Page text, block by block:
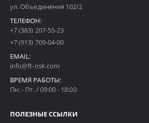
ул. Объединения 102/2
ТЕЛЕФОН:
+7 (383) 207-55-23
+7 (913) 709-04-00
EMAIL:
info@ft-nsk.com
ВРЕМЯ РАБОТЫ:
Пн. - Пт. / 09:00 - 18:00
ПОЛЕЗНЫЕ ССЫЛКИ